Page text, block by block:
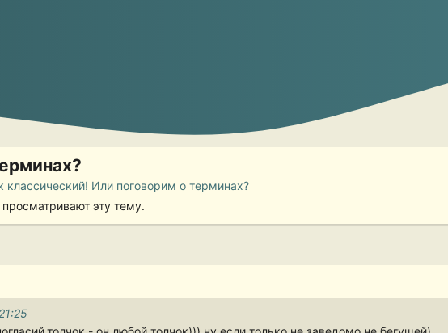
классический! Или поговорим о терминах?
эту тему.